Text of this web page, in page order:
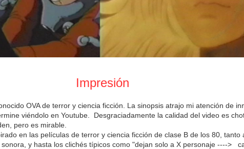
Impresión
OVA de terror y ciencia ficción. La sinopsis atrajo mi atención de
viéndolo en Youtube. Desgraciadamente la calidad del video es
pero es mirable.
en las películas de terror y ciencia ficción de clase B de los 80, tanto
y hasta los clichés típicos como "dejan solo a X personaje ---->